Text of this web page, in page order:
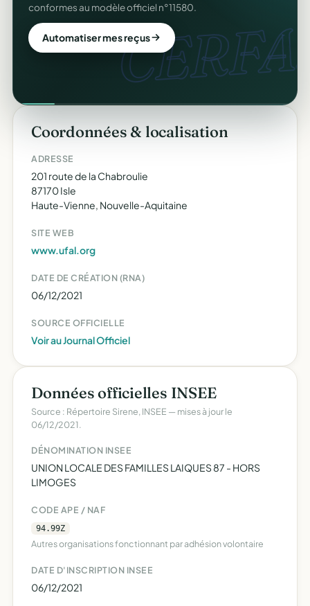
CERFA.
conformes au modèle officiel n°11580.
Automatiser mes reçus
Coordonnées & localisation
ADRESSE
201 route de la Chabroulie
87170 Isle
Haute-Vienne, Nouvelle-Aquitaine
SITE WEB
www.ufal.org
DATE DE CRÉATION (RNA)
06/12/2021
SOURCE OFFICIELLE
Voir au Journal Officiel
Données officielles INSEE
Source : Répertoire Sirene, INSEE — mises à jour le
06/12/2021.
DÉNOMINATION INSEE
UNION LOCALE DES FAMILLES LAIQUES 87 - HORS
LIMOGES
CODE APE / NAF
94.99Z
Autres organisations fonctionnant par adhésion volontaire
DATE D'INSCRIPTION INSEE
06/12/2021